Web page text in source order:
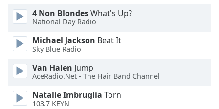
Reset
Close
Modal
Dialog
End
window.
4 Non BlondesWhat's Up?
National Day Radio
Michael Jackson Beat It
Sky Blue Radio
Van Halen Jump
AceRadio.Net - The Hair Band Channel
Natalie Imbruglia Torn
103.7 KEYN